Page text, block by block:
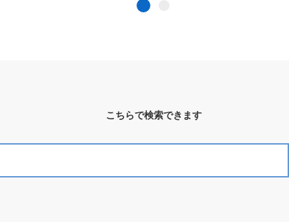
こちらで検索できます